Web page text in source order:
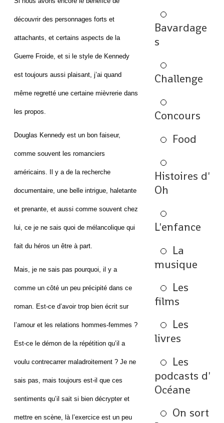
découvrir des personnages forts et
attachants, et certains aspects de la
Guerre Froide, et si le style de Kennedy
est toujours aussi plaisant, j’ai quand
même regretté une certaine mièvrerie dans
les propos.
Douglas Kennedy est un bon faiseur,
comme souvent les romanciers
américains. Il y a de la recherche
documentaire, une belle intrigue, haletante
et prenante, et aussi comme souvent chez
lui, ce je ne sais quoi de mélancolique qui
fait du héros un être à part.
Mais, je ne sais pas pourquoi, il y a
comme un côté un peu précipité dans ce
roman. Est-ce d’avoir trop bien écrit sur
l’amour et les relations hommes-femmes ?
Est-ce le démon de la répétition qu’il a
voulu contrecarrer maladroitement ? Je ne
sais pas, mais toujours est-il que ces
sentiments qu’il sait si bien décrypter et
mettre en scène, là l’exercice est un peu
Bavardage
s
Challenge
Concours
Food
Histoires d'
Oh
L'enfance
La
musique
Les
films
Les
livres
Les
podcasts d'
Océane
On sort